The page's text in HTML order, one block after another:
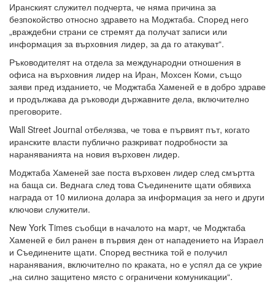
Иранският служител подчерта, че няма причина за
безпокойство относно здравето на Моджтаба. Според него
„враждебни страни се стремят да получат записи или
информация за върховния лидер, за да го атакуват“.
Ръководителят на отдела за международни отношения в
офиса на върховния лидер на Иран, Мохсен Коми, също
заяви пред изданието, че Моджтаба Хаменей е в добро здраве
и продължава да ръководи държавните дела, включително
преговорите.
Wall Street Journal отбелязва, че това е първият път, когато
иранските власти публично разкриват подробности за
нараняванията на новия върховен лидер.
Моджтаба Хаменей зае поста върховен лидер след смъртта
на баща си. Веднага след това Съединените щати обявиха
награда от 10 милиона долара за информация за него и други
ключови служители.
New York Times съобщи в началото на март, че Моджтаба
Хаменей е бил ранен в първия ден от нападението на Израел
и Съединените щати. Според вестника той е получил
наранявания, включително по краката, но е успял да се укрие
„на силно защитено място с ограничени комуникации“.